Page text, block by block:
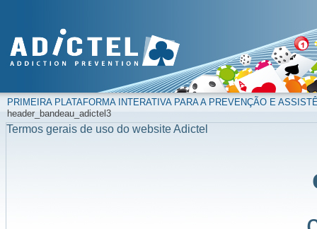
PRIMEIRA PLATAFORMA INTERATIVA PARA A PREVENÇÃO E
header_bandeau_adictel3
Termos gerais de uso do website Adictel